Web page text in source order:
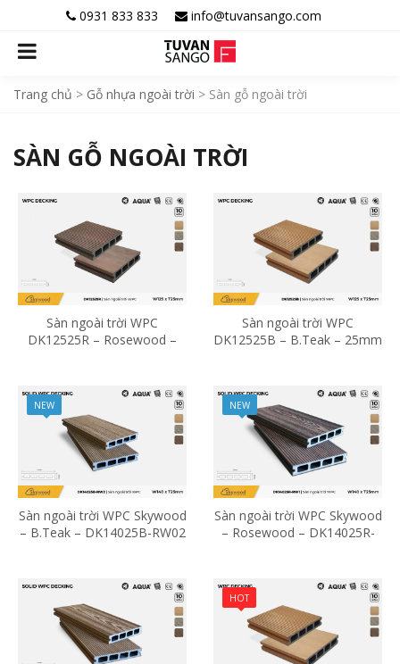
0931 833 833 info@tuvansango.com
Trang chủ > Gỗ nhựa ngoài trời > Sàn gỗ ngoài trời
SÀN GỖ NGOÀI TRỜI
Sàn ngoài trời WPC
DK12525R – Rosewood –
Sàn ngoài trời WPC
DK12525B – B.Teak – 25mm
NEW
Sàn ngoài trời WPC Skywood
– B.Teak – DK14025B-RW02
NEW
Sàn ngoài trời WPC Skywood
– Rosewood – DK14025R-
HOT